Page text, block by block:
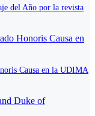
del Año por la revista
Causa en la UDIMA